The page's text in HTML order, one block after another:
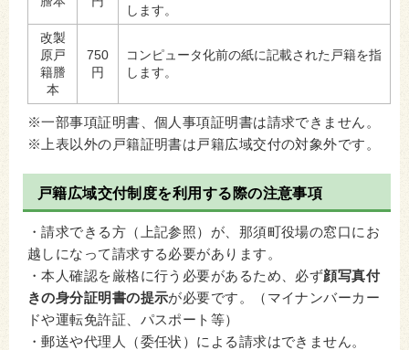
します。
改製
原戸
籍謄
本
750
円
コンピュータ化前の紙に記載された戸籍を指
します。
※一部事項証明書、個人事項証明書は請求できません。
※上表以外の戸籍証明書は戸籍広域交付の対象外です。
戸籍広域交付制度を利用する際の注意事項
・請求できる方（上記参照）が、那須町役場の窓口にお
越しになって請求する必要があります。
・本人確認を厳格に行う必要があるため、必ず顔写真付
きの身分証明書の提示が必要です。（マイナンバーカー
ドや運転免許証、パスポート等）
・郵送や代理人（委任状）による請求はできません。